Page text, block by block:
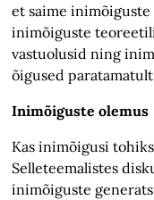
et saime
inimõiguste
vastuolusid ning
õigused
Inimõiguste olemus
Kas inimõigusi
Selleteemalistes
inimõiguste